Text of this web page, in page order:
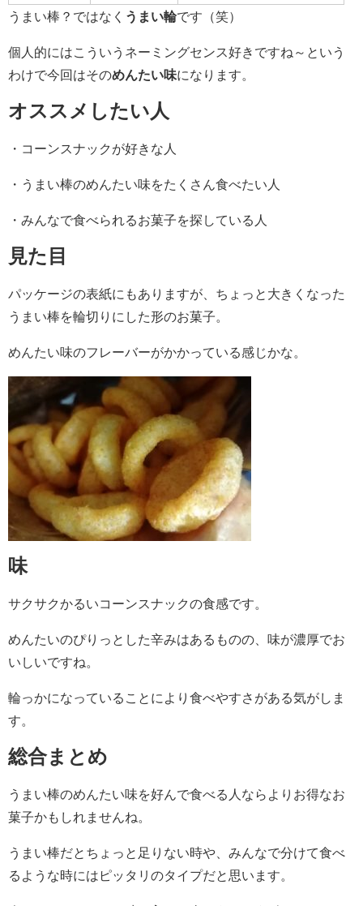
うまい棒？ではなく うまい輪です（笑）
個人的にはこういうネーミングセンス好きですね～という
わけで今回はそのめんたい味になります。
オススメしたい人
・コーンスナックが好きな人
・うまい棒のめんたい味をたくさん食べたい人
・みんなで食べられるお菓子を探している人
見た目
パッケージの表紙にもありますが、ちょっと大きくなった
うまい棒を輪切りにした形のお菓子。
めんたい味のフレーバーがかかっている感じかな。
味
サクサクかるいコーンスナックの食感です。
めんたいのぴりっとした辛みはあるものの、味が濃厚でお
いしいですね。
輪っかになっていることにより食べやすさがある気がしま
す。
総合まとめ
うまい棒のめんたい味を好んで食べる人ならよりお得なお
菓子かもしれませんね。
うまい棒だとちょっと足りない時や、みんなで分けて食べ
るような時にはピッタリのタイプだと思います。